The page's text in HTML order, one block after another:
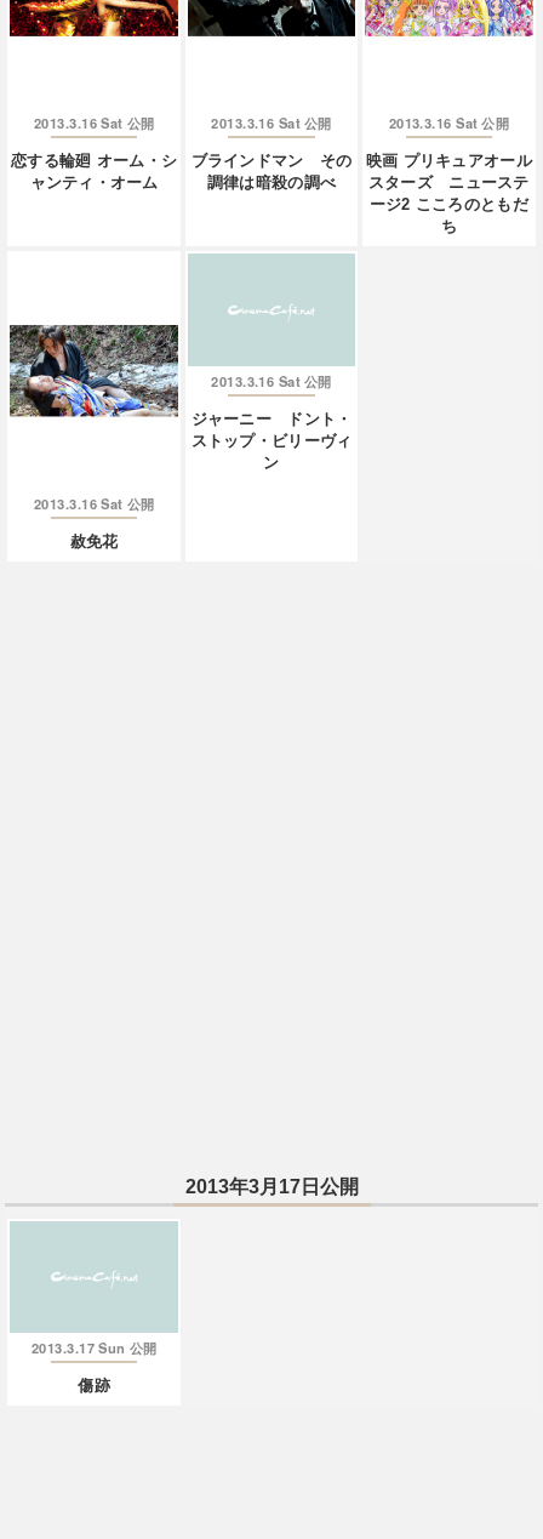
2013.3.16 Sat 公開
恋する輪廻 オーム・シ
ャンティ・オーム
2013.3.16 Sat 公開
ブラインドマン その
調律は暗殺の調べ
2013.3.16 Sat 公開
映画 プリキュアオール
スターズ ニューステ
ージ2 こころのともだ
ち
2013.3.16 Sat 公開
赦免花
2013.3.16 Sat 公開
ジャーニー ドント・
ストップ・ビリーヴィ
ン
2013年3月17日公開
2013.3.17 Sun 公開
傷跡